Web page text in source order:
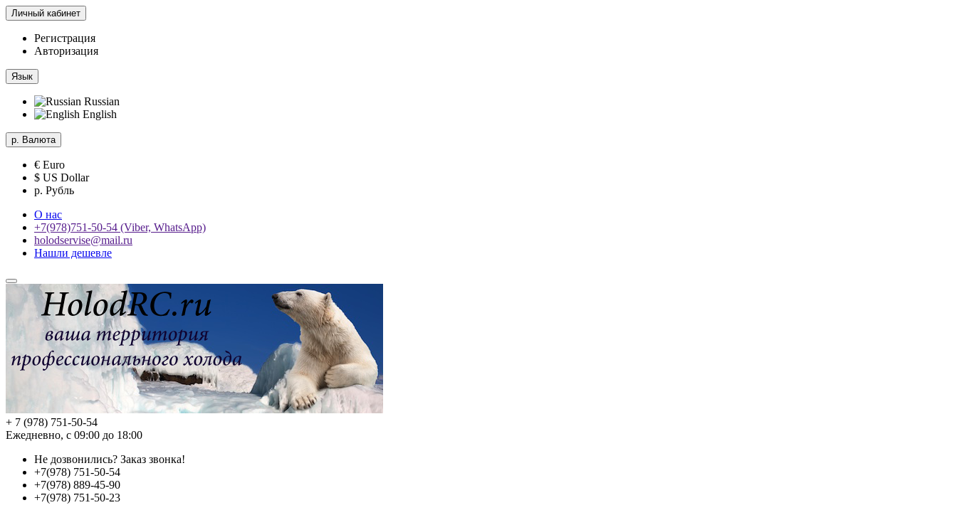
Личный кабинет
Регистрация
Авторизация
Язык
Russian
English
р. Валюта
€ Euro
$ US Dollar
р. Рубль
О нас
+7(978)751-50-54 (Viber, WhatsApp)
holodservise@mail.ru
Нашли дешевле
+ 7 (978) 751-50-54
Ежедневно, с 09:00 до 18:00
Не дозвонились? Заказ звонка!
+7(978) 751-50-54
+7(978) 889-45-90
+7(978) 751-50-23